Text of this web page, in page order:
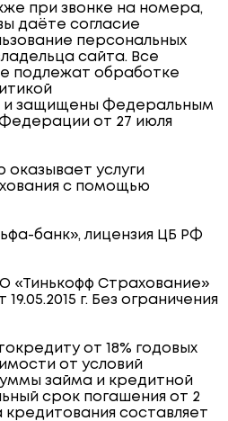
при звонке на номера,
даёте согласие
персональных
сайта. Все
подлежат обработке
и защищены Федеральным
от 27 июля
услуги
с помощью
банк», лицензия ЦБ РФ
«Тинькофф Страхование»
г. Без ограничения
от 18% годовых
от условий
займа и кредитной
срок погашения от 2
составляет